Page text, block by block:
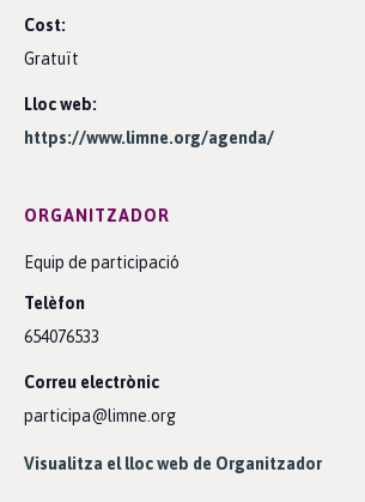
Cost:
Gratuït
Lloc web:
https://www.limne.org/agenda/
ORGANITZADOR
Equip de participació
Telèfon
654076533
Correu electrònic
participa@limne.org
Visualitza el lloc web de Organitzador